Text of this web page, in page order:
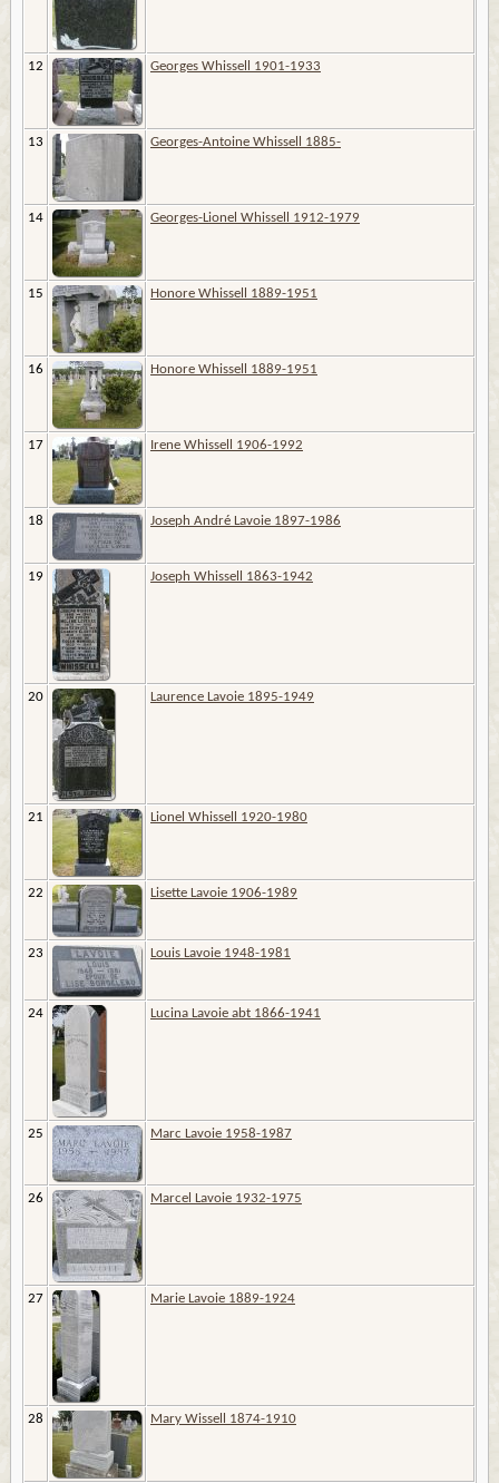
12 Georges Whissell 1901-1933
13 Georges-Antoine Whissell 1885-
14 Georges-Lionel Whissell 1912-1979
15 Honore Whissell 1889-1951
16 Honore Whissell 1889-1951
17 Irene Whissell 1906-1992
18 Joseph André Lavoie 1897-1986
19 Joseph Whissell 1863-1942
20 Laurence Lavoie 1895-1949
21 Lionel Whissell 1920-1980
22 Lisette Lavoie 1906-1989
23 Louis Lavoie 1948-1981
24 Lucina Lavoie abt 1866-1941
25 Marc Lavoie 1958-1987
26 Marcel Lavoie 1932-1975
27 Marie Lavoie 1889-1924
28 Mary Wissell 1874-1910